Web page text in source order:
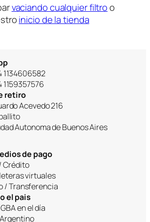
vaciando cualquier filtroo
inicio de la tienda
1134606582
1159357576
retiro
Acevedo 216
Autonoma de Buenos Aires
de pago
Crédito
virtuales
/ Transferencia
el pais
en el día